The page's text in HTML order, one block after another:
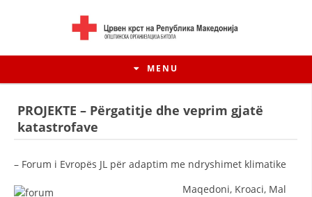
MENU
PROJEKTE – Përgatitje dhe veprim gjatë
katastrofave
– Forum i Evropës JL për adaptim me ndryshimet klimatike
Maqedoni, Kroaci, Mal